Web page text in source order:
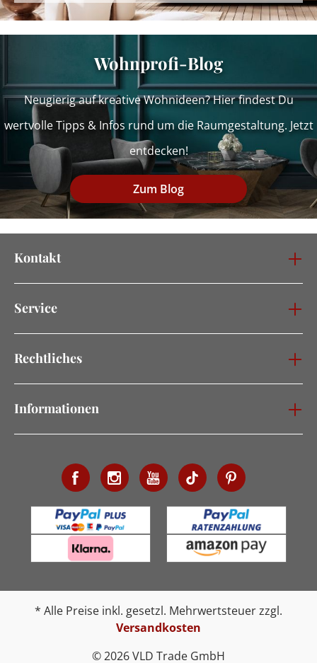
Wohnprofi-Blog
Neugierig auf kreative Wohnideen? Hier findest Du
wertvolle Tipps & Infos rund um die Raumgestaltung. Jetzt
entdecken!
Zum Blog
Kontakt
Service
Rechtliches
Informationen
* Alle Preise inkl. gesetzl. Mehrwertsteuer zzgl.
Versandkosten
© 2026 VLD Trade GmbH